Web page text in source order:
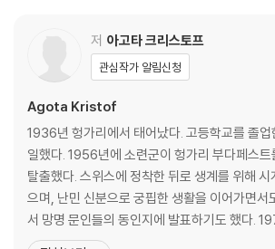
저 아고타 크리스토프
관심작가 알림신청
Agota Kristof
1936년 헝가리에서 태어났다. 고등학교를 졸업
일했다. 1956년에 소련군이 헝가리 부다페스트
탈출했다. 스위스에 정착한 뒤로 생계를 위해
으며, 난민 신분으로 궁핍한 생활을 이어가면서
서 망명 문인들의 동인지에 발표하기도 했다.
어로 쓴 소설과 희곡 들을 발표했는데, 그중 20